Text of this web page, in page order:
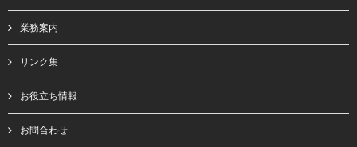
業務案内
リンク集
お役立ち情報
お問合わせ